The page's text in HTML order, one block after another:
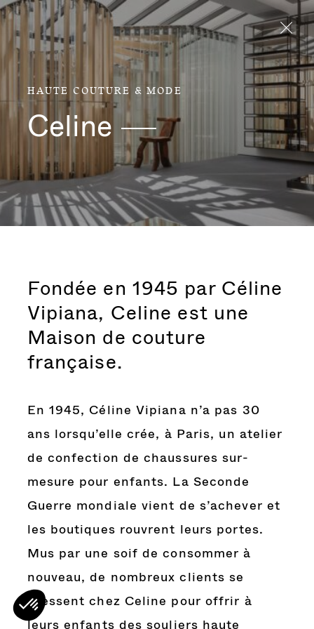
Aller directement au contenu
HAUTE COUTURE & MODE
Celine
Fondée en 1945 par Céline
Vipiana, Celine est une
Maison de couture
française.
En 1945, Céline Vipiana n’a pas 30
ans lorsqu’elle crée, à Paris, un atelier
de confection de chaussures sur-
mesure pour enfants. La Seconde
Guerre mondiale vient de s’achever et
les boutiques rouvrent leurs portes.
Mus par une soif de consommer à
nouveau, de nombreux clients se
pressent chez Celine pour offrir à
leurs enfants des souliers haute